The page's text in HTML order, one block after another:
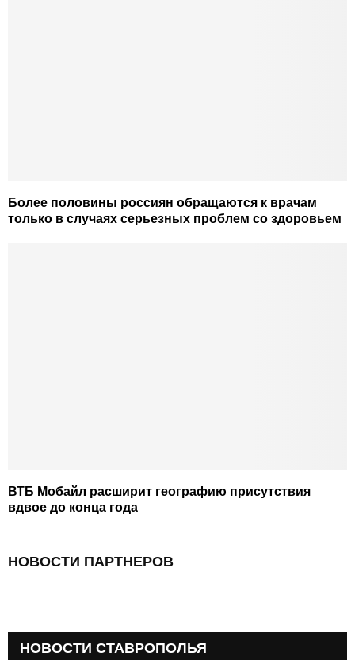
Более половины россиян обращаются к врачам
только в случаях серьезных проблем со здоровьем
ВТБ Мобайл расширит географию присутствия
вдвое до конца года
НОВОСТИ ПАРТНЕРОВ
НОВОСТИ СТАВРОПОЛЬЯ